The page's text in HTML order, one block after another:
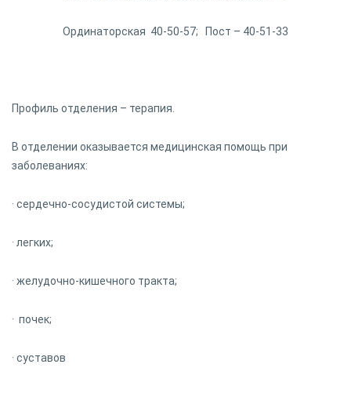
Ординаторская 40-50-57; Пост – 40-51-33
Профиль отделения – терапия.
В отделении оказывается медицинская помощь при
заболеваниях:
· сердечно-сосудистой системы;
· легких;
· желудочно-кишечного тракта;
· почек;
· суставов